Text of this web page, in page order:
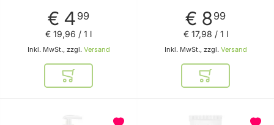
€ 4 99
Inkl. MwSt., zzgl. Versand
€ 19,96 / 1 l
In den Warenkorb
€ 899
Inkl. MwSt., zzgl. Versand
€ 17,98 / 1 l
In den